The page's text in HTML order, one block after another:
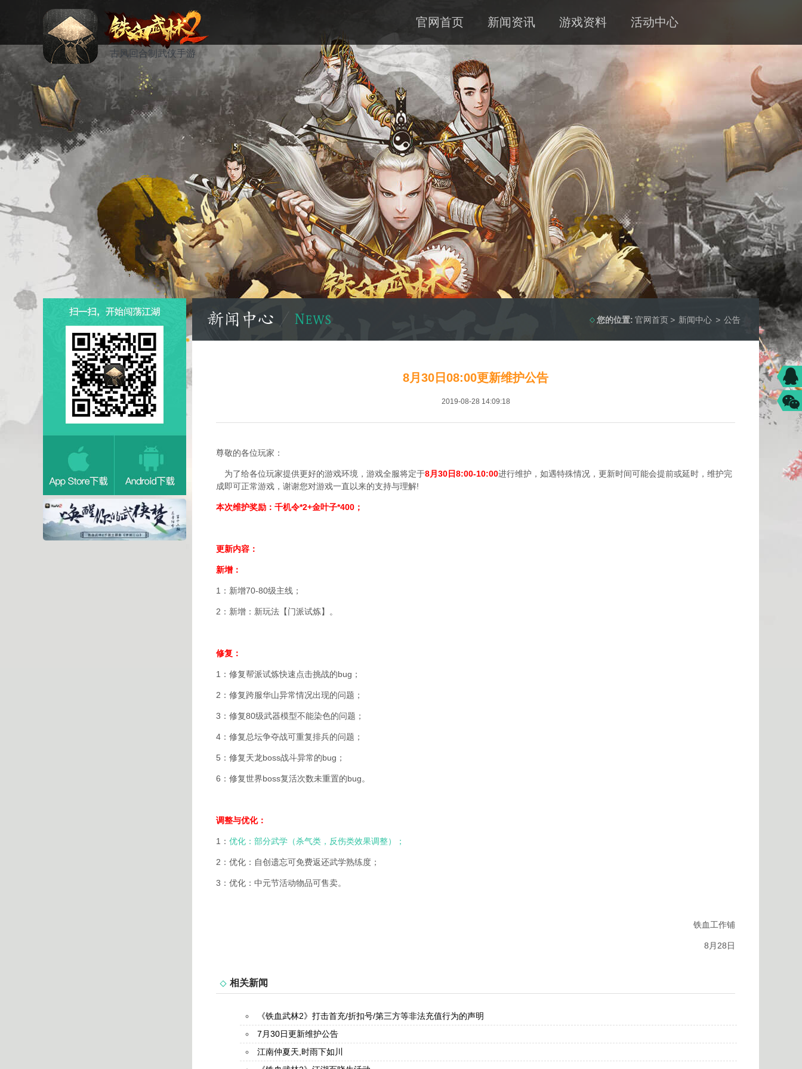
古风回合制武侠手游
官网首页 新闻资讯 游戏资料 活动中心
您的位置: 官网首页> 新闻中心 > 公告
8月30日08:00更新维护公告
2019-08-28 14:09:18
尊敬的各位玩家：
为了给各位玩家提供更好的游戏环境，游戏全服将定于8月30日8:00-10:00进行维护，如遇特殊情况，更新时间可能会提前或延时，维护完
成即可正常游戏，谢谢您对游戏一直以来的支持与理解!
本次维护奖励：千机令*2+金叶子*400；
更新内容：
新增：
1：新增70-80级主线；
2：新增：新玩法【门派试炼】。
修复：
1：修复帮派试炼快速点击挑战的bug；
2：修复跨服华山异常情况出现的问题；
3：修复80级武器模型不能染色的问题；
4：修复总坛争夺战可重复排兵的问题；
5：修复天龙boss战斗异常的bug；
6：修复世界boss复活次数未重置的bug。
调整与优化：
1： 优化：部分武学（杀气类，反伤类效果调整）；
2：优化：自创遗忘可免费返还武学熟练度；
3：优化：中元节活动物品可售卖。
铁血工作铺
8月28日
相关新闻
《铁血武林2》打击首充/折扣号/第三方等非法充值行为的声明
7月30日更新维护公告
江南仲夏天,时雨下如川
资讯 公告
活动 资料 攻略
论坛 下载 客服